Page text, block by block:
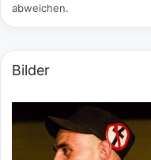
abweichen.
Bilder